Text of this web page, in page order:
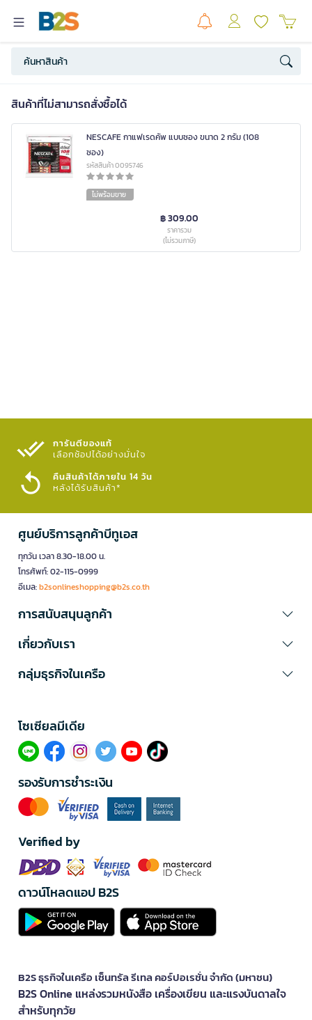
สินค้าที่ไม่สามารถสั่งซื้อได้
NESCAFE กาแฟเรดคัพ แบบซอง ขนาด 2 กรัม (108
ซอง)
รหัสสินค้า 0095746
ไม่พร้อมขาย
฿ 309.00
ราคารวม
(ไม่รวมภาษี)
การันตีของแท้
เลือกช้อปได้อย่างมั่นใจ​
คืนสินค้าได้ภายใน 14 วัน
หลังได้รับสินค้า*
ศูนย์บริการลูกค้าบีทูเอส
ทุกวัน เวลา 8.30-18.00 น.
โทรศัพท์: 02-115-0999
อีเมล:b2sonlineshopping@b2s.co.th
การสนับสนุนลูกค้า
เกี่ยวกับเรา
กลุ่มธุรกิจในเครือ
โซเซียลมีเดีย​
รองรับการชำระเงิน
Verified by
ดาวน์โหลดแอป B2S
B2S ธุรกิจในเครือ เซ็นทรัล รีเทล คอร์ปอเรชั่น จำกัด (มหาชน)
B2S Online แหล่งรวมหนังสือ เครื่องเขียน และแรงบันดาลใจ
สำหรับทุกวัย